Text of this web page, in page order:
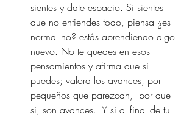
sientes y date espacio. Si sientes
que no entiendes todo, piensa ¿es
normal no? estás aprendiendo algo
nuevo. No te quedes en esos
pensamientos y afirma que si
puedes; valora los avances, por
pequeños que parezcan,  por que
si, son avances.  Y si al final de tu